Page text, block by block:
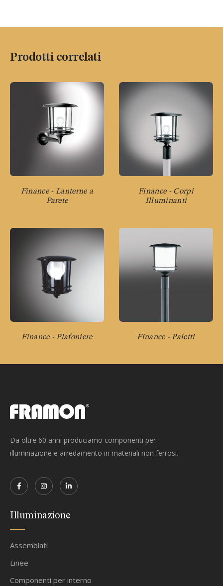
Prodotti correlati
Finance - Lanterne a
Parete
Finance - Corpi
Illuminanti
Finance - Plafoniere Finance - Paletti
Da oltre 60 anni produciamo componenti per
illuminazione e arredamento in materiali non ferrosi.
Illuminazione
Assemblati
Linee
Componenti per interno